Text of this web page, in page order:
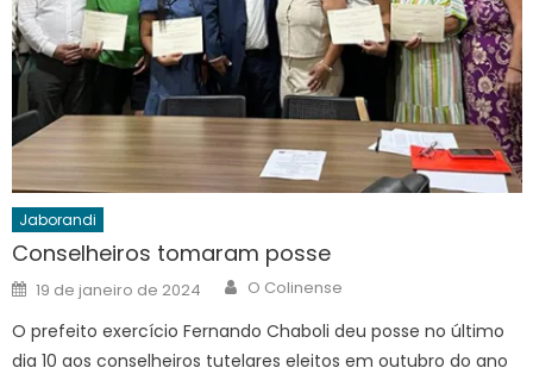
Jaborandi
Conselheiros tomaram posse
Posted
on
19 de janeiro de 2024 Author
O Colinense
O prefeito exercício Fernando Chaboli deu posse no último
dia 10 aos conselheiros tutelares eleitos em outubro do ano